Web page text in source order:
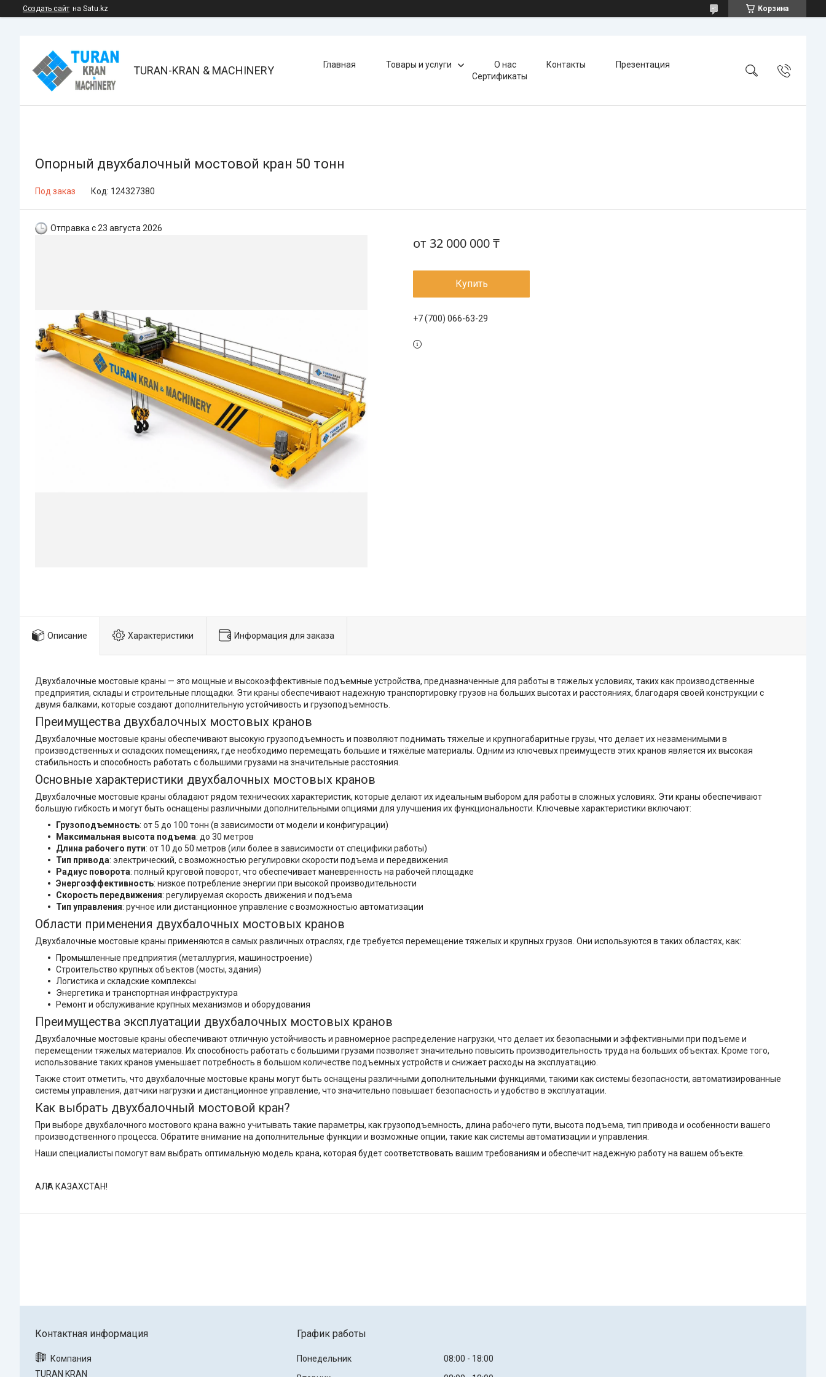
Создать сайт на Satu.kz Корзина
TURAN-KRAN & MACHINERY Главная Товары и услуги О нас Контакты
Презентация
Сертификаты
Опорный двухбалочный мостовой кран 50 тонн
Под заказ Код: 124327380
Отправка с 23 августа 2026
от 32 000 000 ₸
Купить
+7 (700) 066-63-29
Описание Характеристики Информация для заказа
Двухбалочные мостовые краны — это мощные и высокоэффективные подъемные устройства, предназначенные для работы в тяжелых условиях, таких как производственные
предприятия, склады и строительные площадки. Эти краны обеспечивают надежную транспортировку грузов на больших высотах и расстояниях, благодаря своей конструкции с
двумя балками, которые создают дополнительную устойчивость и грузоподъемность.
Преимущества двухбалочных мостовых кранов
Двухбалочные мостовые краны обеспечивают высокую грузоподъемность и позволяют поднимать тяжелые и крупногабаритные грузы, что делает их незаменимыми в
производственных и складских помещениях, где необходимо перемещать большие и тяжёлые материалы. Одним из ключевых преимуществ этих кранов является их высокая
стабильность и способность работать с большими грузами на значительные расстояния.
Основные характеристики двухбалочных мостовых кранов
Двухбалочные мостовые краны обладают рядом технических характеристик, которые делают их идеальным выбором для работы в сложных условиях. Эти краны обеспечивают
большую гибкость и могут быть оснащены различными дополнительными опциями для улучшения их функциональности. Ключевые характеристики включают:
Грузоподъемность: от 5 до 100 тонн (в зависимости от модели и конфигурации)
Максимальная высота подъема: до 30 метров
Длина рабочего пути: от 10 до 50 метров (или более в зависимости от специфики работы)
Тип привода: электрический, с возможностью регулировки скорости подъема и передвижения
Радиус поворота: полный круговой поворот, что обеспечивает маневренность на рабочей площадке
Энергоэффективность: низкое потребление энергии при высокой производительности
Скорость передвижения: регулируемая скорость движения и подъема
Тип управления: ручное или дистанционное управление с возможностью автоматизации
Области применения двухбалочных мостовых кранов
Двухбалочные мостовые краны применяются в самых различных отраслях, где требуется перемещение тяжелых и крупных грузов. Они используются в таких областях, как:
Промышленные предприятия (металлургия, машиностроение)
Строительство крупных объектов (мосты, здания)
Логистика и складские комплексы
Энергетика и транспортная инфраструктура
Ремонт и обслуживание крупных механизмов и оборудования
Преимущества эксплуатации двухбалочных мостовых кранов
Двухбалочные мостовые краны обеспечивают отличную устойчивость и равномерное распределение нагрузки, что делает их безопасными и эффективными при подъеме и
перемещении тяжелых материалов. Их способность работать с большими грузами позволяет значительно повысить производительность труда на больших объектах. Кроме того,
использование таких кранов уменьшает потребность в большом количестве подъемных устройств и снижает расходы на эксплуатацию.
Также стоит отметить, что двухбалочные мостовые краны могут быть оснащены различными дополнительными функциями, такими как системы безопасности, автоматизированные
системы управления, датчики нагрузки и дистанционное управление, что значительно повышает безопасность и удобство в эксплуатации.
Как выбрать двухбалочный мостовой кран?
При выборе двухбалочного мостового крана важно учитывать такие параметры, как грузоподъемность, длина рабочего пути, высота подъема, тип привода и особенности вашего
производственного процесса. Обратите внимание на дополнительные функции и возможные опции, такие как системы автоматизации и управления.
Наши специалисты помогут вам выбрать оптимальную модель крана, которая будет соответствовать вашим требованиям и обеспечит надежную работу на вашем объекте.
АЛҒА КАЗАХСТАН!
TURAN KRAN
График работы
Понедельник 08:00
18:00